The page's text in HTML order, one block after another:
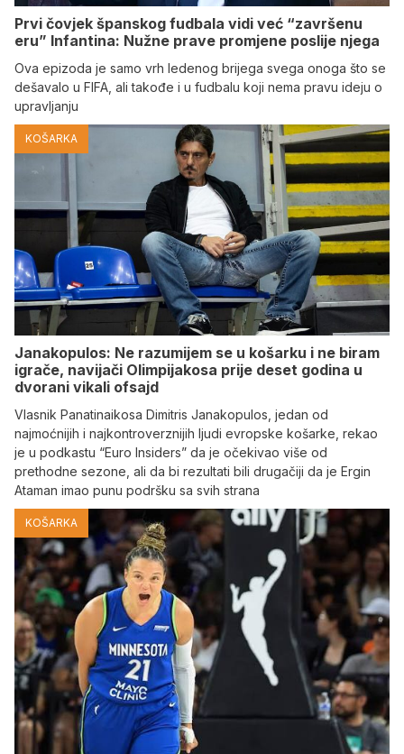
Prvi čovjek španskog fudbala vidi već “završenu
eru” Infantina: Nužne prave promjene poslije njega
Ova epizoda je samo vrh ledenog brijega svega onoga što se
dešavalo u FIFA, ali takođe i u fudbalu koji nema pravu ideju o
upravljanju
KOŠARKA
Janakopulos: Ne razumijem se u košarku i ne biram
igrače, navijači Olimpijakosa prije deset godina u
dvorani vikali ofsajd
Vlasnik Panatinaikosa Dimitris Janakopulos, jedan od
najmoćnijih i najkontroverznijih ljudi evropske košarke, rekao
je u podkastu “Euro Insiders” da je očekivao više od
prethodne sezone, ali da bi rezultati bili drugačiji da je Ergin
Ataman imao punu podršku sa svih strana
KOŠARKA